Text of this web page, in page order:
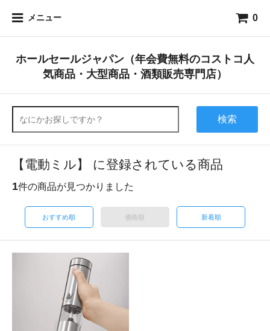
メニュー 0
ホールセールジャパン（年会費無料のコストコ人
気商品・大型商品・酒類販売専門店）
検索
【電動ミル】 に登録されている商品
1件の商品が見つかりました
おすすめ順 価格順 新着順